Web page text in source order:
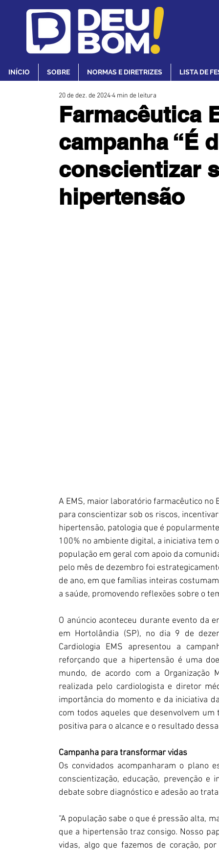
INÍCIO SOBRE NORMAS E DIRETRIZES LISTA DE
Farmacêutica
campanha “É
conscientizar
hipertensão
20 de dez. de 20244 min de leitura
A EMS, maior laboratório farmacêutico no
para conscientizar sob os riscos,
hipertensão, patologia que é
100% no ambiente digital, a iniciativa tem
população em geral com apoio da
pelo mês de dezembro foi
de ano, em que famílias inteiras
a saúde, promovendo reflexões sobre o
O anúncio aconteceu durante evento da
em Hortolândia (SP), no dia 9 de
Cardiologia EMS apresentou a
reforçando que a hipertensão é uma
mundo, de acordo com a Organização
realizada pelo cardiologista e diretor
importância do momento e da iniciativa
com todos aqueles que desenvolvem
positiva para o alcance e o resultado
Campanha para transformar vidas
Os convidados acompanharam o plano
conscientização, educação, prevenção
debate sobre diagnóstico e adesão ao
“A população sabe o que é pressão alta,
que a hipertensão traz consigo. Nosso
vidas, algo que fazemos de coração,